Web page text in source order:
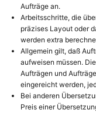
Aufträge an.
Arbeitsschritte, die
präzises Layout oder
werden extra
Allgemein gilt, daß
aufweisen müssen.
Aufträgen und
eingereicht werden,
Bei anderen
Preis einer